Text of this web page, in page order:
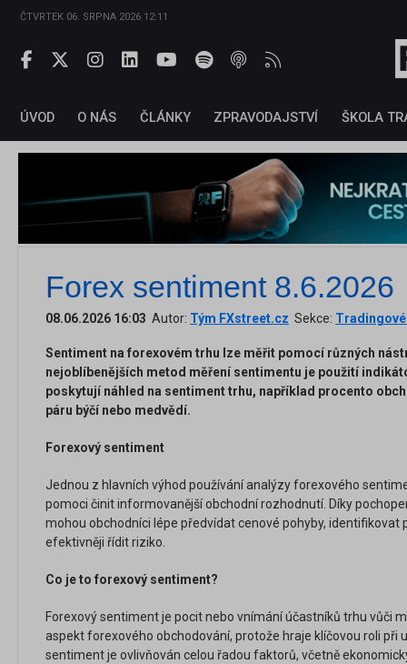
ČTVRTEK 06. SRPNA 2026 12:11
ÚVOD O NÁS ČLÁNKY ZPRAVODAJSTVÍ ŠKOLA
Forex sentiment 8.6.2026
08.06.2026 16:03 Autor: Tým FXstreet.cz Sekce: Tradingové
Sentiment na forexovém trhu lze měřit pomocí různých
nejoblíbenějších metod měření sentimentu je použití
poskytují náhled na sentiment trhu, například procento
páru býčí nebo medvědí.
Forexový sentiment
Jednou z hlavních výhod používání analýzy forexového
pomoci činit informovanější obchodní rozhodnutí. Díky
mohou obchodníci lépe předvídat cenové pohyby, identifikovat
efektivněji řídit riziko.
Co je to forexový sentiment?
Forexový sentiment je pocit nebo vnímání účastníků trhu vůči
aspekt forexového obchodování, protože hraje klíčovou roli při
sentiment je ovlivňován celou řadou faktorů, včetně